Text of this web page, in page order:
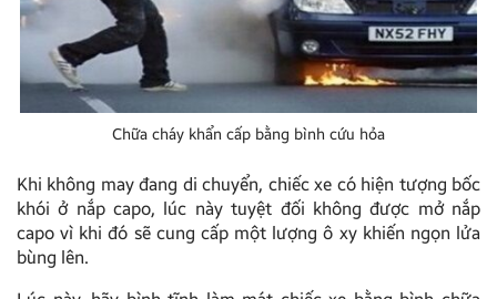
Chữa cháy khẩn cấp bằng bình cứu hỏa
Khi không may đang di chuyển, chiếc xe có hiện tượng bốc
khói ở nắp capo, lúc này tuyệt đối không được mở nắp
capo vì khi đó sẽ cung cấp một lượng ô xy khiến ngọn lửa
bùng lên.